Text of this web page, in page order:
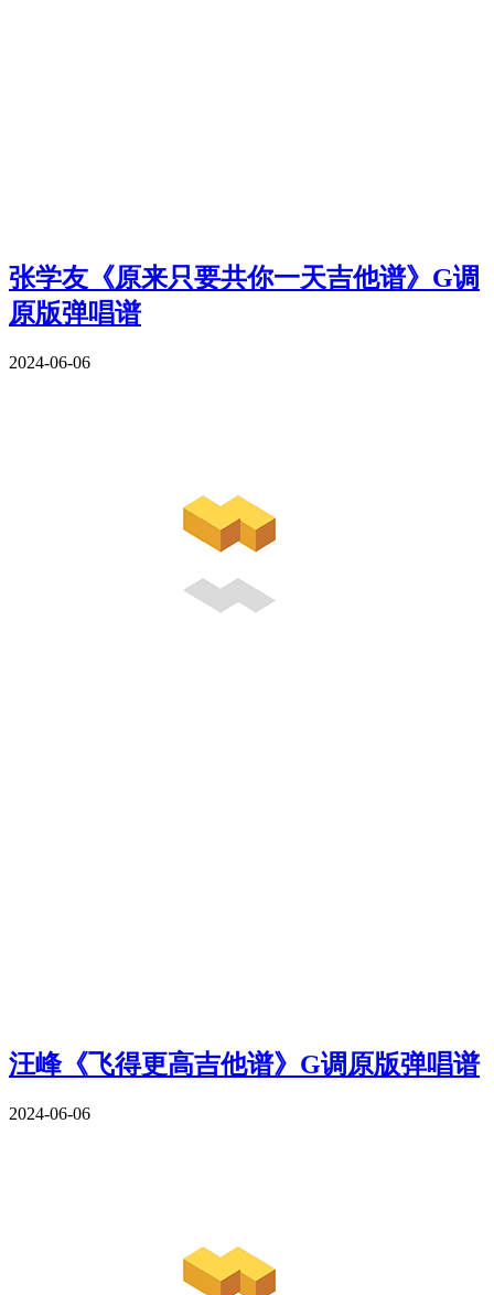
张学友《原来只要共你一天吉他谱》G调
原版弹唱谱
2024-06-06
汪峰《飞得更高吉他谱》G调原版弹唱谱
2024-06-06